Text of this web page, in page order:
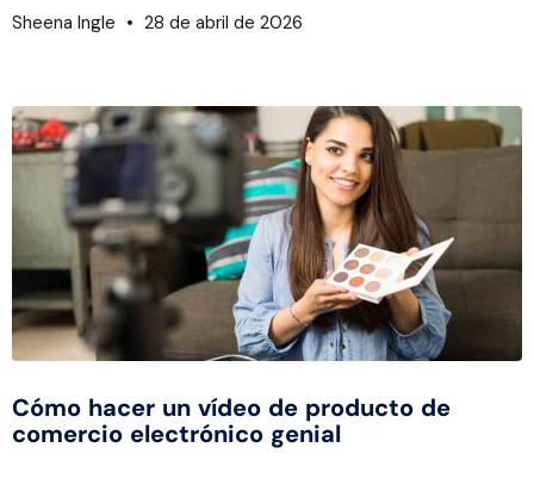
Sheena Ingle 28 de abril de 2026
Cómo hacer un vídeo de producto de
comercio electrónico genial